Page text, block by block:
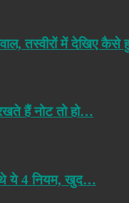
तस्वीरों में देखिए कैसे
हैं नोट तो हो…
थे ये 4 नियम, खुद…